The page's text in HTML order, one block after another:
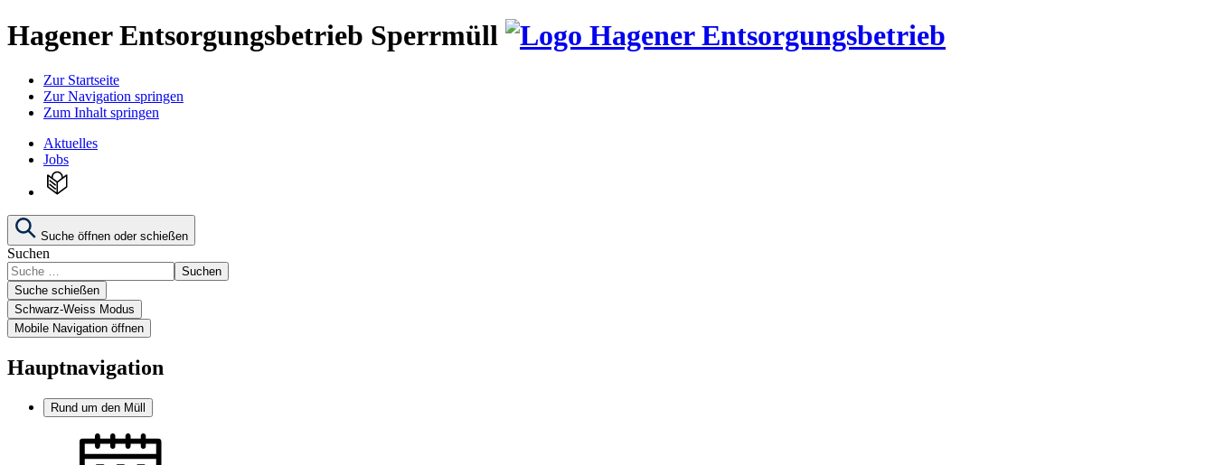
Hagener Entsorgungsbetrieb Sperrmüll
Zur Startseite
Zur Navigation springen
Zum Inhalt springen
Aktuelles
Jobs
Suche öffnen oder schießen
Suchen
Suchen
Suche schießen
Schwarz-Weiss Modus
Mobile Navigation öffnen
Hauptnavigation
Rund um den Müll